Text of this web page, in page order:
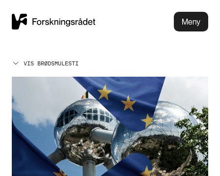
Meny
VIS BRØDSMULESTI